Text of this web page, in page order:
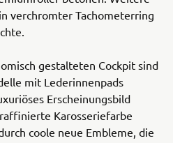
verchromter Tachometerring
gestalteten Cockpit sind
mit Lederinnenpads
Erscheinungsbild
Karosseriefarbe
coole neue Embleme, die